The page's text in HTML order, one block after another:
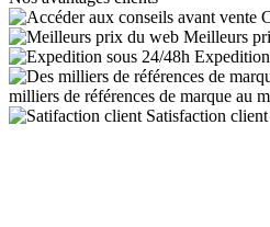
Meilleurs
milliers de références de marque au
Satisfaction